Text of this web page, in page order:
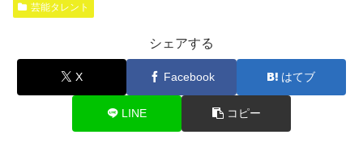
芸能タレント
シェアする
X Facebook はてブ
LINE コピー